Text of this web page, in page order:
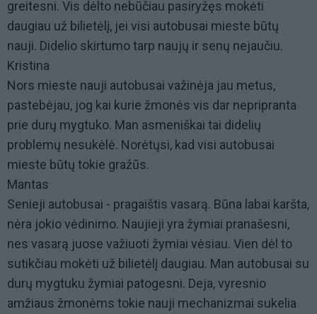
greitesni. Vis dėlto nebūčiau pasiryžęs mokėti
daugiau už bilietėlį, jei visi autobusai mieste būtų
nauji. Didelio skirtumo tarp naujų ir senų nejaučiu.
Kristina
Nors mieste nauji autobusai važinėja jau metus,
pastebėjau, jog kai kurie žmonės vis dar nepripranta
prie durų mygtuko. Man asmeniškai tai didelių
problemų nesukėlė. Norėtųsi, kad visi autobusai
mieste būtų tokie gražūs.
Mantas
Senieji autobusai - pragaištis vasarą. Būna labai karšta,
nėra jokio vėdinimo. Naujieji yra žymiai pranašesni,
nes vasarą juose važiuoti žymiai vėsiau. Vien dėl to
sutikčiau mokėti už bilietėlį daugiau. Man autobusai su
durų mygtuku žymiai patogesni. Deja, vyresnio
amžiaus žmonėms tokie nauji mechanizmai sukelia